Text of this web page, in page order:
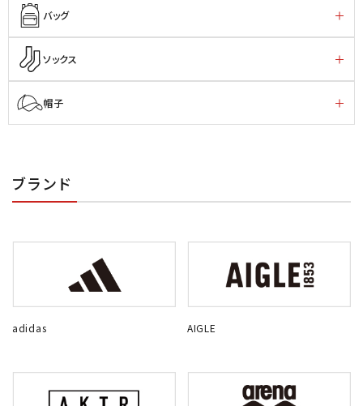
バッグ
ソックス
帽子
ブランド
adidas AIGLE